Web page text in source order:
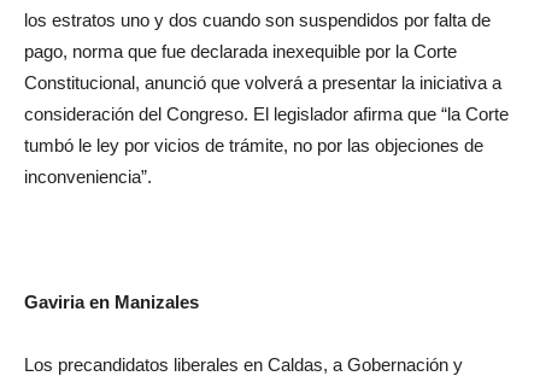
los estratos uno y dos cuando son suspendidos por falta de
pago, norma que fue declarada inexequible por la Corte
Constitucional, anunció que volverá a presentar la iniciativa a
consideración del Congreso. El legislador afirma que “la Corte
tumbó le ley por vicios de trámite, no por las objeciones de
inconveniencia”.
Gaviria en Manizales
Los precandidatos liberales en Caldas, a Gobernación y